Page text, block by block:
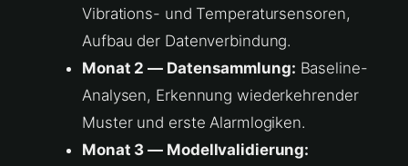
Vibrations- und Temperatursensoren,
Aufbau der Datenverbindung.
Monat 2 — Datensammlung: Baseline-
Analysen, Erkennung wiederkehrender
Muster und erste Alarmlogiken.
Monat 3 — Modellvalidierung: